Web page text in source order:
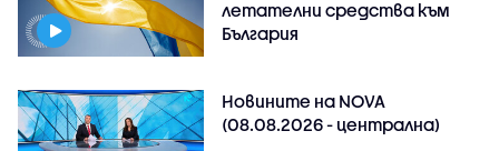
летателни средства към
България
Новините на NOVA
(08.08.2026 - централна)